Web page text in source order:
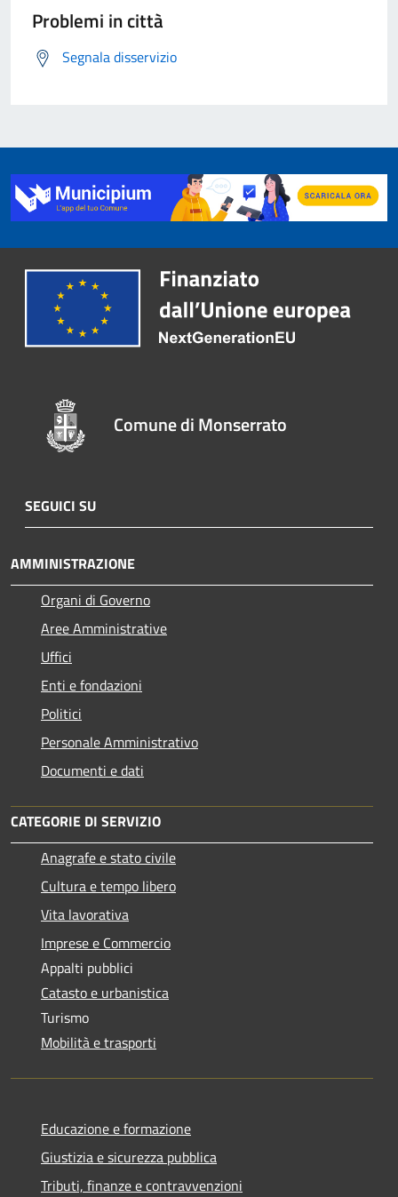
Problemi in città
Segnala disservizio
Comune di Monserrato
SEGUICI SU
AMMINISTRAZIONE
Organi di Governo
Aree Amministrative
Uffici
Enti e fondazioni
Politici
Personale Amministrativo
Documenti e dati
CATEGORIE DI SERVIZIO
Anagrafe e stato civile
Cultura e tempo libero
Vita lavorativa
Imprese e Commercio
Appalti pubblici
Catasto e urbanistica
Turismo
Mobilità e trasporti
Educazione e formazione
Giustizia e sicurezza pubblica
Tributi, finanze e contravvenzioni